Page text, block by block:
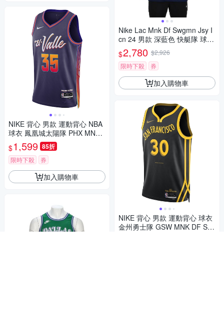
NIKE 背心 男款 運動背心 NBA
球衣 鳳凰城太陽隊 PHX MNK
DF SWGMN JSY CE 23 紫 DX
8516-539
$1,599 85折
限時下殺 券
加入購物車
Nike Lac Mnk Df Swgmn Jsy I
cn 24 男款 深藍色 快艇隊 球衣
背心 FQ4702-422
$2,780 $2,926
限時下殺
券
加入購物車
NIKE 背心 男款 運動背心 球衣
金州勇士隊 GSW MNK DF SW